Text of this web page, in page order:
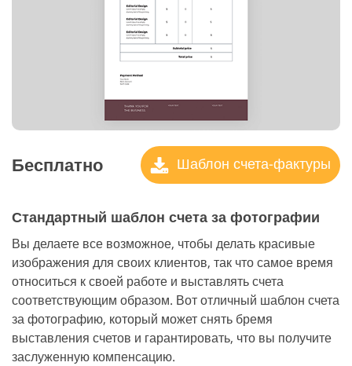
Бесплатно Шаблон счета-фактуры
Стандартный шаблон счета за фотографии
Вы делаете все возможное, чтобы делать красивые
изображения для своих клиентов, так что самое время
относиться к своей работе и выставлять счета
соответствующим образом. Вот отличный шаблон счета
за фотографию, который может снять бремя
выставления счетов и гарантировать, что вы получите
заслуженную компенсацию.